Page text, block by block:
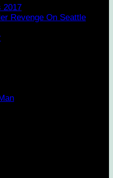
2017
Revenge On Seattle